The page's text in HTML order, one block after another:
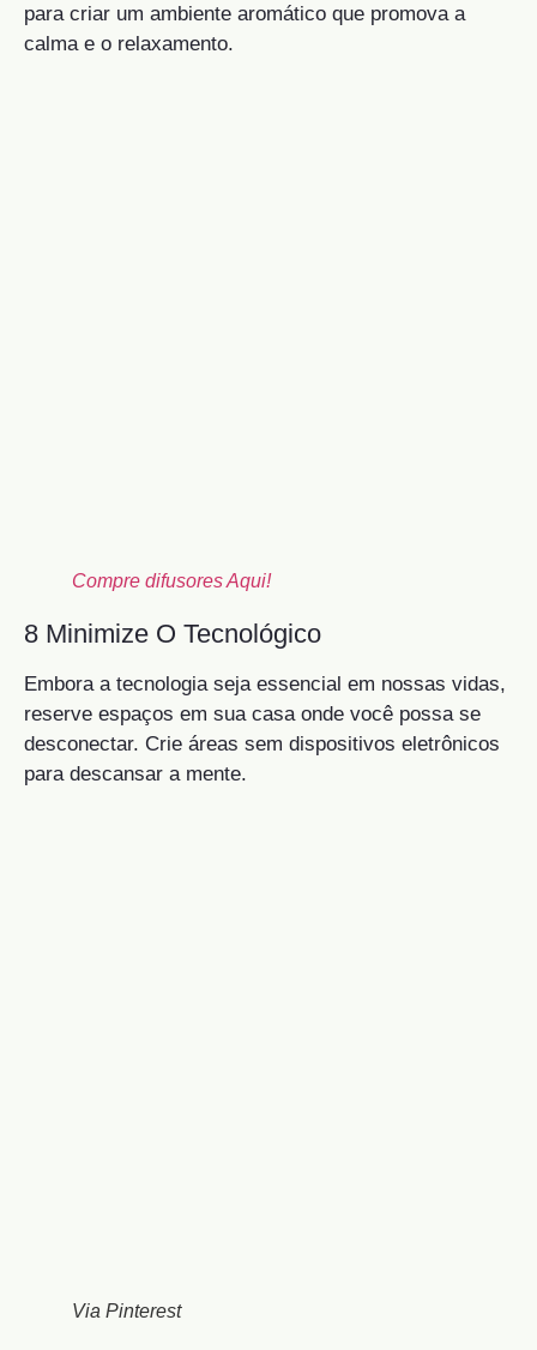
para criar um ambiente aromático que promova a
calma e o relaxamento.
Compre difusores Aqui!
8 Minimize O Tecnológico
Embora a tecnologia seja essencial em nossas vidas,
reserve espaços em sua casa onde você possa se
desconectar. Crie áreas sem dispositivos eletrônicos
para descansar a mente.
Via Pinterest